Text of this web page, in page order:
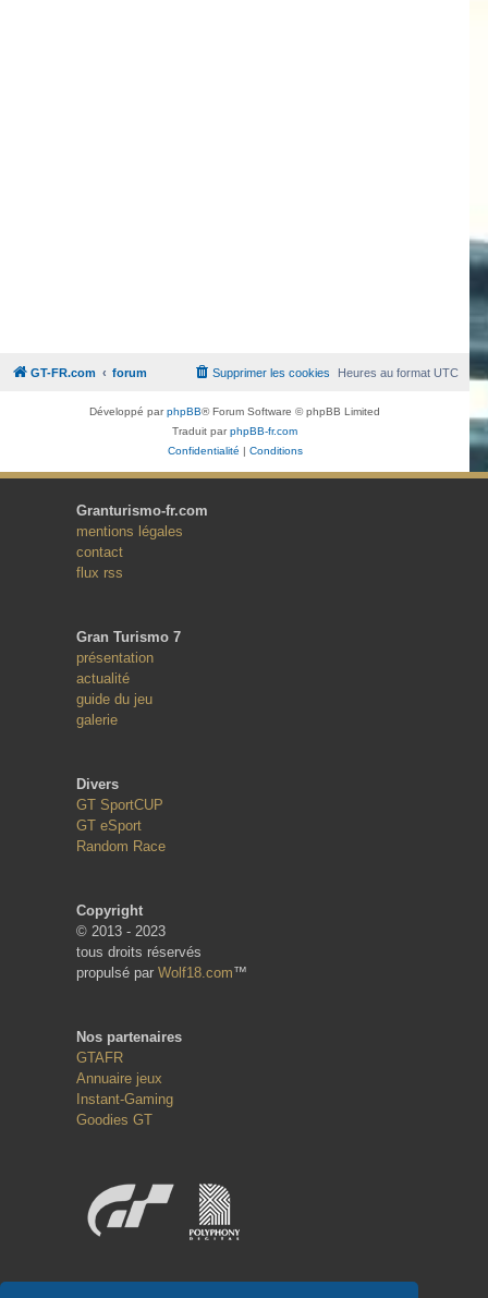
GT-FR.com forum Heures au formatUTC
Supprimer les cookies
Développé parphpBB® Forum Software © phpBB Limited
Traduit parphpBB-fr.com
Confidentialité | Conditions
Granturismo-fr.com
mentions légales
contact
flux rss
Gran Turismo 7
présentation
actualité
guide du jeu
galerie
Divers
GT SportCUP
GT eSport
Random Race
Copyright
© 2013 - 2023
tous droits réservés
propulsé par Wolf18.com™
Nos partenaires
GTAFR
Annuaire jeux
Instant-Gaming
Goodies GT